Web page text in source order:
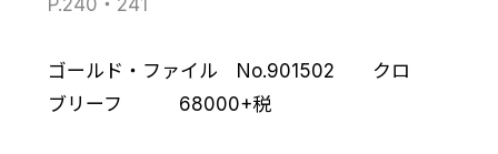
P.240・241
ゴールド・ファイル No.901502 クロ
ブリーフ 68000+税